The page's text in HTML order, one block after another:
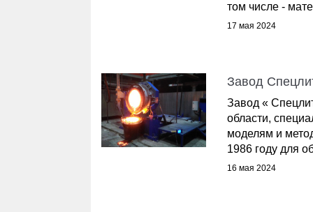
том числе -
17 мая 2024
Завод
Завод «
области,
моделям и
1986 году для
16 мая 2024